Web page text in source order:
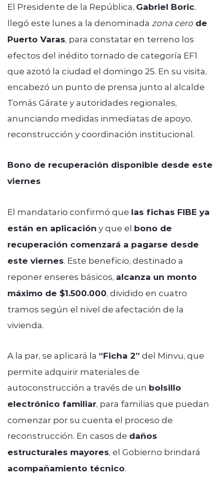
El Presidente de la República, Gabriel Boric,
llegó este lunes a la denominada zona cerode
Puerto Varas, para constatar en terreno los
efectos del inédito tornado de categoría EF1
que azotó la ciudad el domingo 25. En su visita,
encabezó un punto de prensa junto al alcalde
Tomás Gárate y autoridades regionales,
anunciando medidas inmediatas de apoyo,
reconstrucción y coordinación institucional.
Bono de recuperación disponible desde este
viernes
El mandatario confirmó que las fichas FIBE ya
están en aplicación y que el bono de
recuperación comenzará a pagarse desde
este viernes. Este beneficio, destinado a
reponer enseres básicos, alcanza un monto
máximo de $1.500.000, dividido en cuatro
tramos según el nivel de afectación de la
vivienda.
A la par, se aplicará la “Ficha 2” del Minvu, que
permite adquirir materiales de
autoconstrucción a través de un bolsillo
electrónico familiar, para familias que puedan
comenzar por su cuenta el proceso de
reconstrucción. En casos de daños
estructurales mayores, el Gobierno brindará
acompañamiento técnico.